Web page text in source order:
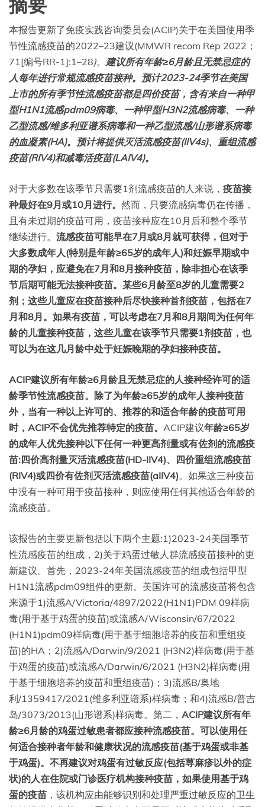
摘要
本报告更新了免疫实践咨询委员会(ACIP)关于在美国使用季
节性流感疫苗的2022–23建议(MMWR recom Rep 2022；
71[编号RR-1]:1–28)。 建议所有年龄≥6月龄且无禁忌症的
人每年进行常规流感疫苗接种。预计2023-24季节在美国
上市的所有季节性流感疫苗都是四价疫苗，含有来自一种甲
型H1N1流感pdm09病毒、一种甲型H3N2流感病毒、一种
乙型流感/维多利亚谱系病毒和一种乙型流感/山形谱系病毒
的血凝素(HA)。预计将提供灭活流感疫苗(IIV4s)、重组流感
疫苗(RIV4)和减毒活疫苗(LAIV4)。
对于大多数在该季节只需要1剂流感疫苗的人来说， 疫苗接
种最好在9月或10月进行。 然而，只要流感病毒仍在传播，
且有未过期的疫苗可用，疫苗接种应在10月后和整个季节
继续进行。 流感疫苗可能早在7月或8月就可获得，但对于
大多数成年人(特别是年龄≥65岁的成年人)和妊娠早期或中
期的孕妇，应避免在7月和8月接种疫苗，除非担心在该季
节后期可能无法接种疫苗。某些6月龄至8岁的儿童需要2
剂；这些儿童应在疫苗接种后尽快接种首剂疫苗，包括在7
月和8月。如果有疫苗，可以考虑在7月和8月期间为任何年
龄的儿童接种疫苗，这些儿童在该季节只需要1剂疫苗，也
可以为在这几月龄中处于妊娠晚期的孕妇接种疫苗。
ACIP建议所有年龄≥6月龄且无禁忌症的人接种经许可的适
龄季节性流感疫苗。除了为年龄≥65岁的成年人接种疫苗
外，当有一种以上许可的、推荐的和适合年龄的疫苗可用
时，ACIP不会优先推荐特定的疫苗。 ACIP建议年龄≥65岁
的成年人优先接种以下任何一种更高剂量或有佐剂的流感疫
苗:四价高剂量灭活流感疫苗(HD-IIV4)、四价重组流感疫苗
(RIV4)或四价有佐剂灭活流感疫苗(aIIV4)。如果这三种疫苗
中没有一种可用于疫苗接种，则应使用任何其他适合年龄的
流感疫苗。
该报告的主要更新包括以下两个主题:1)2023-24美国季节
性流感疫苗的组成，2)关于鸡蛋过敏人群流感疫苗接种的更
新建议。首先，2023-24年美国流感疫苗的组成包括甲型
H1N1流感pdm09组件的更新。美国许可的流感疫苗将包含
来源于1)流感A/Victoria/4897/2022(H1N1)PDM 09样病
毒(用于基于鸡蛋的疫苗)或流感A/Wisconsin/67/2022
(H1N1)pdm09样病毒(用于基于细胞培养的疫苗和重组疫
苗)的HA；2)流感A/Darwin/9/2021 (H3N2)样病毒(用于基
于鸡蛋的疫苗)或流感A/Darwin/6/2021 (H3N2)样病毒(用
于基于细胞培养的疫苗和重组疫苗)；3)流感B/奥地
利/1359417/2021(维多利亚谱系)样病毒；和4)流感B/普吉
岛/3073/2013(山形谱系)样病毒。第二， ACIP建议所有年
龄≥6月龄的鸡蛋过敏患者都应接种流感疫苗。可以使用任
何适合接种者年龄和健康状况的流感疫苗(基于鸡蛋或非基
于鸡蛋)。不再建议对鸡蛋有过敏反应(包括荨麻疹以外的症
状)的人在住院或门诊医疗机构接种疫苗，如果使用基于鸡
蛋的疫苗 ，该机构应由能够识别和处理严重过敏反应的卫生